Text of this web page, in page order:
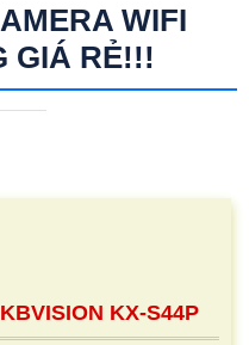
WIFI
GIÁ RẺ!!!
KX-S44P